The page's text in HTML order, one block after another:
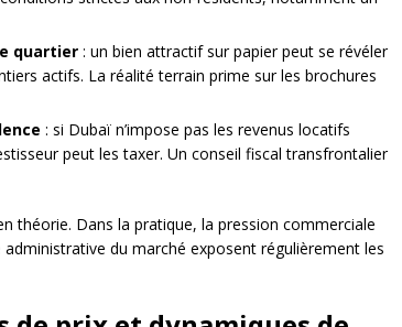
quartier : un bien attractif sur papier peut se révéler
actifs. La réalité terrain prime sur les brochures
: si Dubaï n’impose pas les revenus locatifs
peut les taxer. Un conseil fiscal transfrontalier
théorie. Dans la pratique, la pression commerciale
du marché exposent régulièrement les